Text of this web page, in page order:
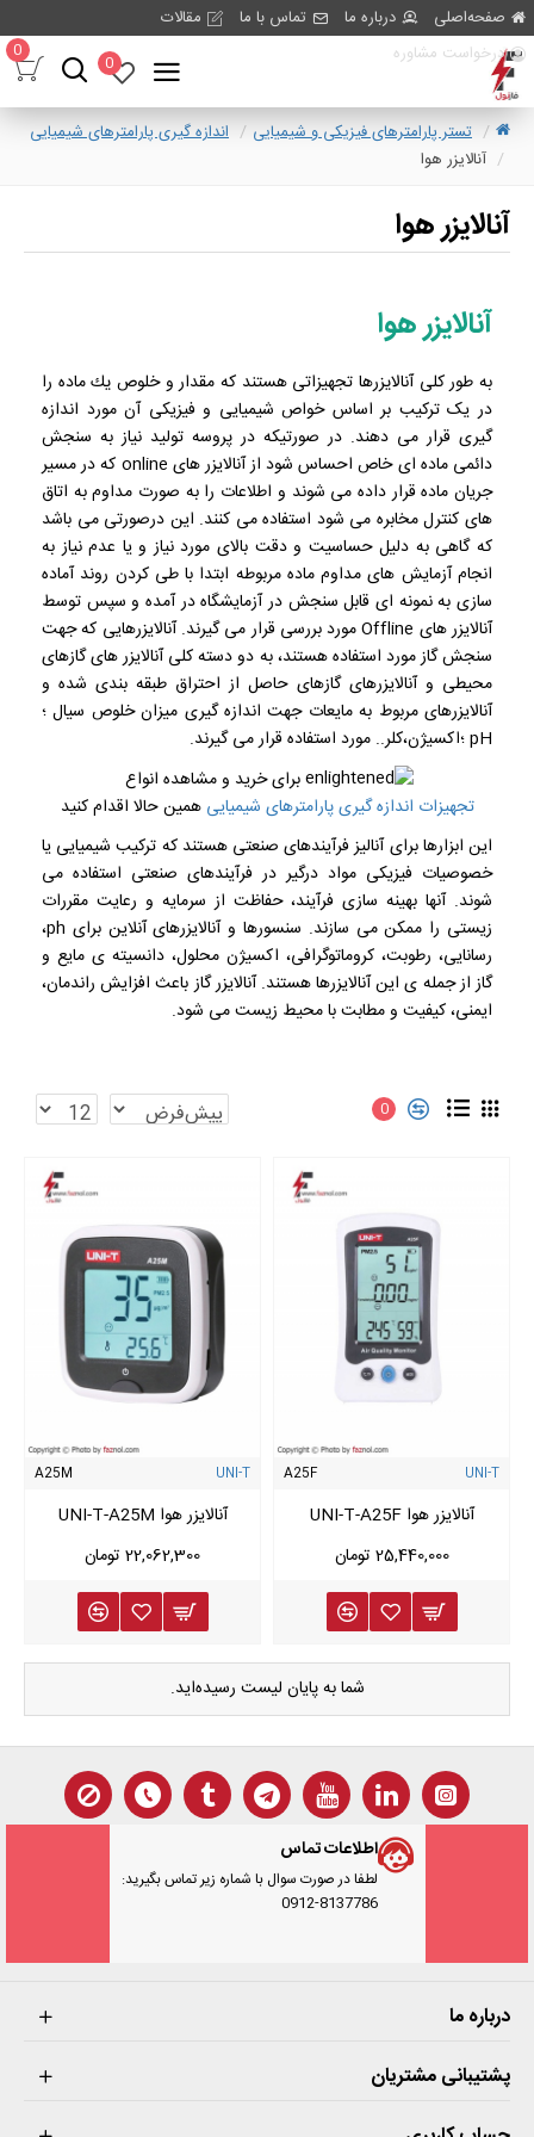
صفحه‌اصلی درباره ما تماس با ما
مقالات
درخواست مشاوره
0
0
تستر پارامترهای فیزیکی و شیمیایی
اندازه گیری پارامترهای شیمیایی
آنالایزر هوا
آنالایزر هوا
آنالایزر هوا
به طور کلی آنالايزرها تجهیزاتی هستند که مقدار و خلوص يك ماده را
در یک تركيب بر اساس خواص شیمیایی و فیزیکی آن مورد اندازه
گیری قرار می دهند. در صورتیکه در پروسه تولید نیاز به سنجش
دائمی ماده ای خاص احساس شود از آنالایزر های online که در مسیر
جریان ماده قرار داده می شوند و اطلاعات را به صورت مداوم به اتاق
های کنترل مخابره می شود استفاده می کنند. این درصورتی می باشد
که گاهی به دلیل حساسیت و دقت بالای مورد نیاز و یا عدم نیاز به
انجام آزمایش های مداوم ماده مربوطه ابتدا با طی کردن روند آماده
سازی به نمونه ای قابل سنجش در آزمایشگاه در آمده و سپس توسط
آنالایزر های Offline مورد بررسی قرار می گیرند. آنالایزرهایی که جهت
سنجش گاز مورد استفاده هستند، به دو دسته کلی آنالایزر های گازهای
محیطی و آنالایزرهای گازهای حاصل از احتراق طبقه بندی شده و
آنالایزرهای مربوط به مایعات جهت اندازه گیری میزان خلوص سیال ؛
pH ؛اکسیژن،کلر.. مورد استفاده قرار می گیرند.
برای خرید و مشاهده انواع
تجهیزات اندازه گیری پارامترهای شیمیایی همین حالا اقدام کنید
این ابزارها برای آنالیز فرآیندهای صنعتی هستند که ترکیب شیمیایی یا
خصوصیات فیزیکی مواد درگیر در فرآیندهای صنعتی استفاده می
شوند. آنها بهینه سازی فرآیند، حفاظت از سرمایه و رعایت مقررات
زیستی را ممکن می سازند. سنسورها و آنالایزرهای آنلاین برای ph،
رسانایی، رطوبت، کروماتوگرافی، اکسیژن محلول، دانسیته ی مایع و
گاز از جمله ی این آنالایزرها هستند. آنالایزر گاز باعث افزایش راندمان،
ایمنی، کیفیت و مطابت با محیط زیست می شود.
0
UNI-T
A25F
آنالایزر هوا UNI-T-A25F
25,440,000 تومان
UNI-T
A25M
آنالایزر هوا UNI-T-A25M
22,062,300 تومان
شما به پایان لیست رسیده‌اید.
اطلاعات تماس
لطفا در صورت سوال با شماره زیر تماس بگیرید:
0912-8137786
درباره ما
پشتیبانی مشتریان